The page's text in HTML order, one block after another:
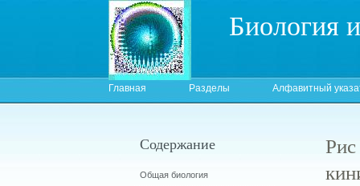
Биология
Главная Разделы Алфавитный
Содержание
Общая биология